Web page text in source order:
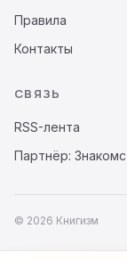
Правила
Контакты
СВЯЗЬ
RSS-лента
Партнёр:
© 2026 Книгизм